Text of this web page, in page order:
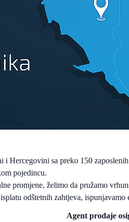
Hercegovini sa preko 150
pojedincu.
promjene, želimo da pružamo
odštetnih zahtjeva,
Agent prodaje